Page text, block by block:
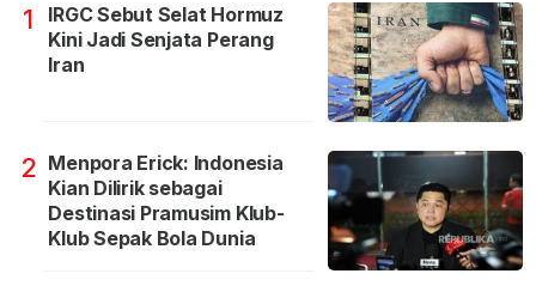
1
IRGC Sebut Selat Hormuz
Kini Jadi Senjata Perang
Iran
2 Menpora Erick: Indonesia
Kian Dilirik sebagai
Destinasi Pramusim Klub-
Klub Sepak Bola Dunia